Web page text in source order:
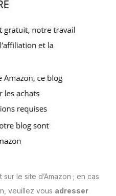
le site d’Amazon ; en cas
veuillez vous adresser